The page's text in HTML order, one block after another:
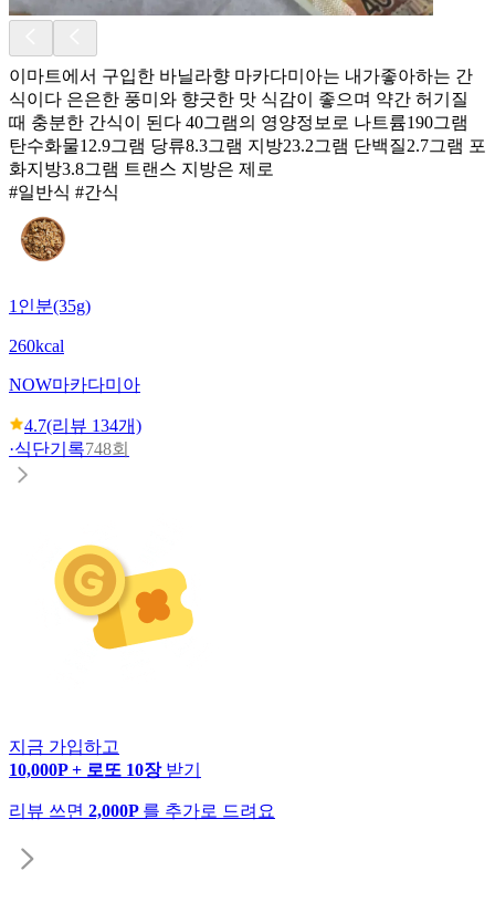
이마트에서 구입한 바닐라향 마카다미아는 내가좋아하는 간
식이다 은은한 풍미와 향긋한 맛 식감이 좋으며 약간 허기질
때 충분한 간식이 된다 40그램의 영양정보로 나트륨190그램
탄수화물12.9그램 당류8.3그램 지방23.2그램 단백질2.7그램 포
화지방3.8그램 트랜스 지방은 제로
#일반식 #간식
1인분(35g)
260kcal
NOW마카다미아
4.7(리뷰 134개)
·식단기록748회
지금 가입하고
10,000P + 로또 10장 받기
리뷰 쓰면 2,000P 를 추가로 드려요